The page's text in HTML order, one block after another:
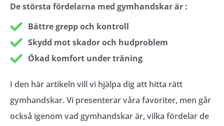
De största fördelarna med gymhandskar är :
Bättre grepp och kontroll
Skydd mot skador och hudproblem
Ökad komfort under träning
I den här artikeln vill vi hjälpa dig att hitta rätt
gymhandskar. Vi presenterar våra favoriter, men går
också igenom vad gymhandskar är, vilka fördelar de